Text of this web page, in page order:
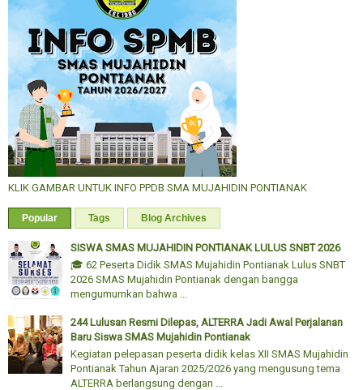
KLIK GAMBAR UNTUK INFO PPDB SMA MUJAHIDIN PONTIANAK
Popular Tags Blog Archives
SISWA SMAS MUJAHIDIN PONTIANAK LULUS SNBT 2026
🎓 62 Peserta Didik SMAS Mujahidin Pontianak Lulus SNBT
2026 SMAS Mujahidin Pontianak dengan bangga
mengumumkan bahwa ...
244 Lulusan Resmi Dilepas, ALTERRA Jadi Awal Perjalanan
Baru Siswa SMAS Mujahidin Pontianak
Kegiatan pelepasan peserta didik kelas XII SMAS Mujahidin
Pontianak Tahun Ajaran 2025/2026 yang mengusung tema
ALTERRA berlangsung dengan ...